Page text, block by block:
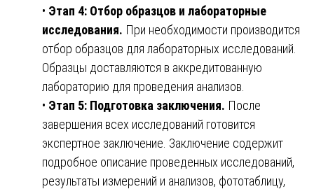
• Этап 4: Отбор образцов и лабораторные
исследования. При необходимости производится
отбор образцов для лабораторных исследований.
Образцы доставляются в аккредитованную
лабораторию для проведения анализов.
• Этап 5: Подготовка заключения. После
завершения всех исследований готовится
экспертное заключение. Заключение содержит
подробное описание проведенных исследований,
результаты измерений и анализов, фототаблицу,